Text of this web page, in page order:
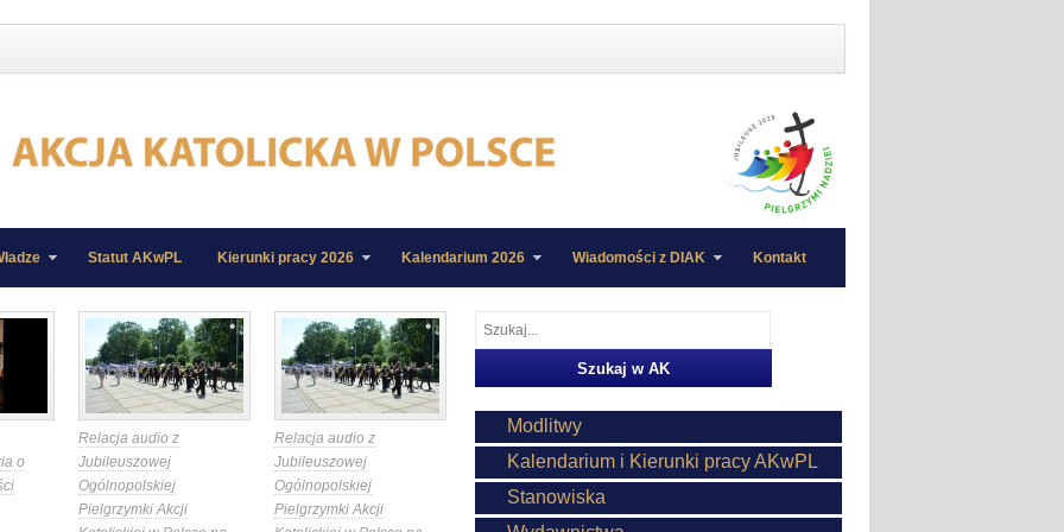
Statut AKwPL Kierunki pracy 2026 Kalendarium 2026 Wiadomości z DIAK Kontakt
o
Relacja audio z
Jubileuszowej
Ogólnopolskiej
Pielgrzymki Akcji
Relacja audio z
Jubileuszowej
Ogólnopolskiej
Pielgrzymki Akcji
Modlitwy
Kalendarium i Kierunki pracy AKwPL
Stanowiska